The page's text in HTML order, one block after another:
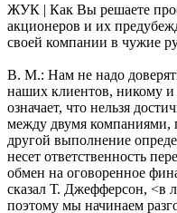
ЖУК | Как Вы решаете
акционеров и их
своей компании в чужие
В. М.: Нам не надо
наших клиентов, никому и
означает, что нельзя
между двумя компаниями,
другой выполнение
несет ответственность
обмен на оговоренное
сказал Т. Джефферсон, <в
поэтому мы начинаем